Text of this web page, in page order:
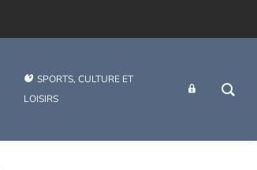
SPORTS, CULTURE ET
LOISIRS
INTRANET